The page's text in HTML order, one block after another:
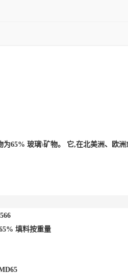
65% 玻璃\矿物。 它,在北美洲、欧
填料按重量